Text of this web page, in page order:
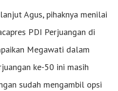
Agus, pihaknya menilai
PDI Perjuangan di
Megawati dalam
ke-50 ini masih
sudah mengambil opsi